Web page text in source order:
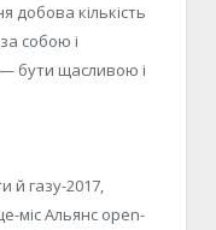
добова кількість
собою і
бути щасливою і
й газу-2017,
міс Альянс open-